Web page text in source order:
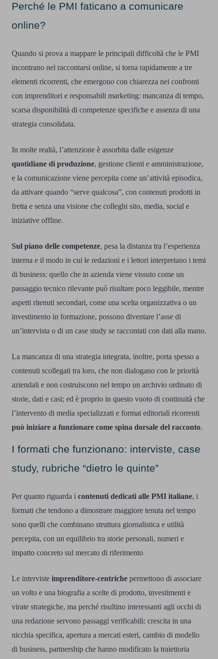
Perché le PMI faticano a comunicare
online?
Quando si prova a mappare le principali difficoltà che le PMI
incontrano nel raccontarsi online, si torna rapidamente a tre
elementi ricorrenti, che emergono con chiarezza nei confronti
con imprenditori e responsabili marketing: mancanza di tempo,
scarsa disponibilità di competenze specifiche e assenza di una
strategia consolidata.
In molte realtà, l’attenzione è assorbita dalle esigenze
quotidiane di produzione, gestione clienti e amministrazione,
e la comunicazione viene percepita come un’attività episodica,
da attivare quando “serve qualcosa”, con contenuti prodotti in
fretta e senza una visione che colleghi sito, media, social e
iniziative offline.
Sul piano delle competenze, pesa la distanza tra l’esperienza
interna e il modo in cui le redazioni e i lettori interpretano i temi
di business: quello che in azienda viene vissuto come un
passaggio tecnico rilevante può risultare poco leggibile, mentre
aspetti ritenuti secondari, come una scelta organizzativa o un
investimento in formazione, possono diventare l’asse di
un’intervista o di un case study se raccontati con dati alla mano.
La mancanza di una strategia integrata, inoltre, porta spesso a
contenuti scollegati tra loro, che non dialogano con le priorità
aziendali e non costruiscono nel tempo un archivio ordinato di
storie, dati e casi; ed è proprio in questo vuoto di continuità che
l’intervento di media specializzati e format editoriali ricorrenti
può iniziare a funzionare come spina dorsale del racconto.
I formati che funzionano: interviste, case
study, rubriche “dietro le quinte”
Per quanto riguarda i contenuti dedicati alle PMI italiane, i
formati che tendono a dimostrare maggiore tenuta nel tempo
sono quelli che combinano struttura giornalistica e utilità
percepita, con un equilibrio tra storie personali, numeri e
impatto concreto sul mercato di riferimento
Le interviste imprenditore-centriche permettono di associare
un volto e una biografia a scelte di prodotto, investimenti e
virate strategiche, ma perché risultino interessanti agli occhi di
una redazione servono passaggi verificabili: crescita in una
nicchia specifica, apertura a mercati esteri, cambio di modello
di business, partnership che hanno modificato la traiettoria